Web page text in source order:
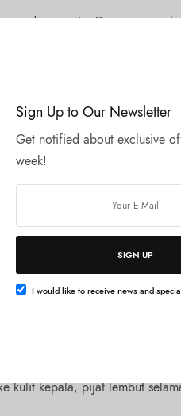
Sign Up to Our Newsletter
Get notified about exclusive
week!
SIGN UP
I would like to receive news and
dan wanita. Dengan
pemulihan pertumbuhan
kulit kepala, pijat lembut